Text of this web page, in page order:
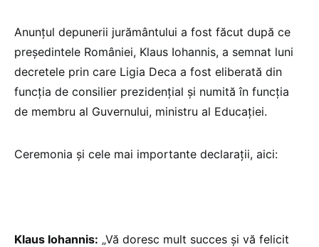
Anunțul depunerii jurământului a fost făcut după ce
președintele României, Klaus Iohannis, a semnat luni
decretele prin care Ligia Deca a fost eliberată din
funcția de consilier prezidențial și numită în funcția
de membru al Guvernului, ministru al Educației.
Ceremonia și cele mai importante declarații, aici:
Klaus Iohannis: „Vă doresc mult succes și vă felicit